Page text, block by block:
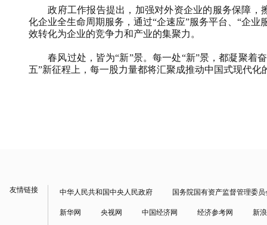
政府工作报告提出，加强对外资企业的服务保障，
化企业全生命周期服务，通过“企速应”服务平台、“企
效转化为企业的竞争力和产业的集聚力。
春风过处，皆为“新”景。每一处“新”景，都凝聚着
五”新征程上，每一股力量都将汇聚成推动中国式现代化
友情链接 中华人民共和国中央人民政府 国务院国有资产监督管理委员
新华网 央视网 中国经济网 经济参考网 新